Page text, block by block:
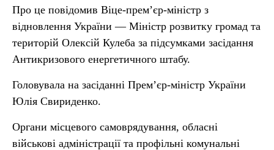
Про це повідомив Віце-прем’єр-міністр з
відновлення України — Міністр розвитку громад та
територій Олексій Кулеба за підсумками засідання
Антикризового енергетичного штабу.
Головувала на засіданні Премʼєр-міністр України
Юлія Свириденко.
Органи місцевого самоврядування, обласні
військові адміністрації та профільні комунальні